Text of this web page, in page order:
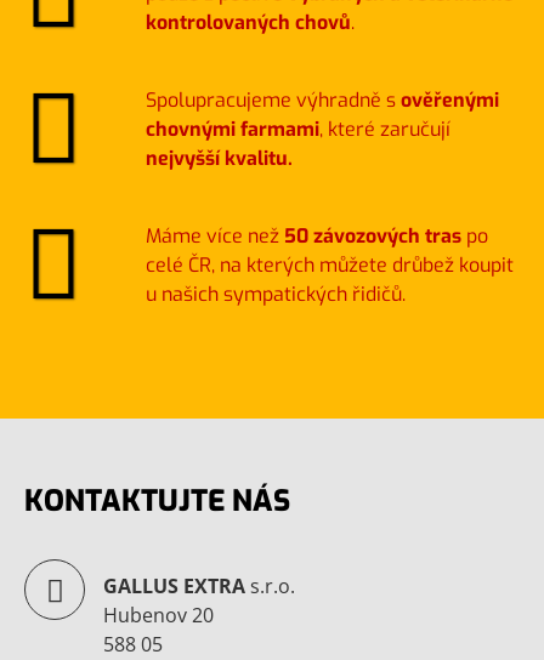
kontrolovaných chovů.
Spolupracujeme výhradně sověřenými
chovnými farmami, které zaručují
nejvyšší kvalitu.
Máme více než 50 závozových tras po
celé ČR, na kterých můžete drůbež koupit
u našich sympatických řidičů.
KONTAKTUJTE NÁS
GALLUS EXTRAs.r.o.
Hubenov 20
588 05